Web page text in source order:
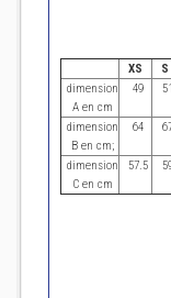
XS S
dimension
A en cm
49 51
dimension
B en cm;
64
dimension
C en cm
57.5